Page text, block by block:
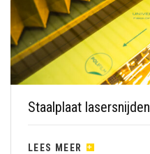
Staalplaat lasersnijden
LEES MEER